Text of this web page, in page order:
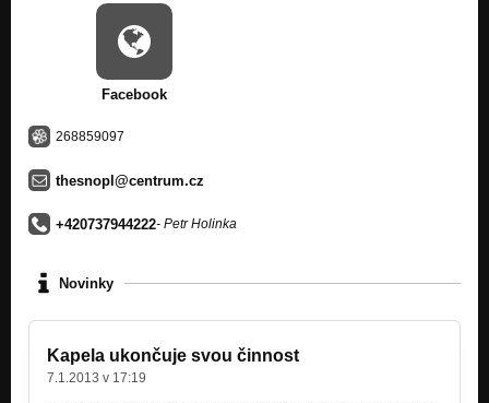
Nezařazeno
Chudý král rock and rollu (Maximální Neklid)
Nezařazeno
Nezařazeno
Facebook
268859097
thesnopl@centrum.cz
+420737944222- Petr Holinka
Novinky
Kapela ukončuje svou činnost
7.1.2013 v 17:19